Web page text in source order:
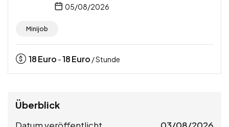
05/08/2026
Minijob
18Euro -18Euro / Stunde
Überblick
Datum veröffentlicht 03/08/2026